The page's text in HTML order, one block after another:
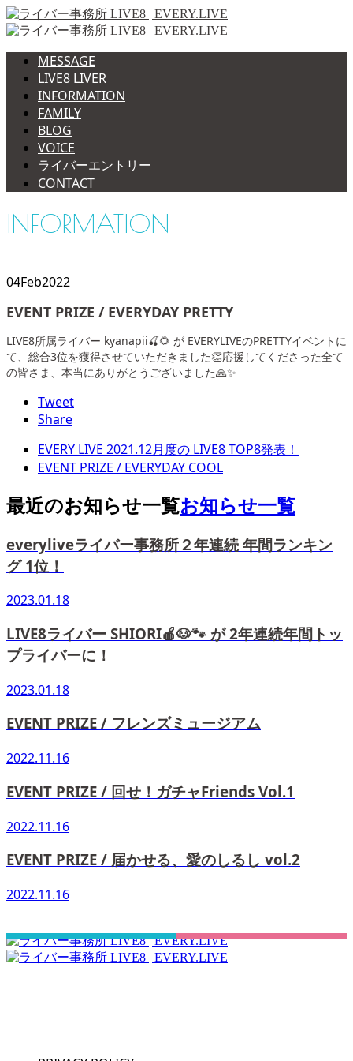
MESSAGE
LIVE8 LIVER
INFORMATION
FAMILY
BLOG
VOICE
ライバーエントリー
CONTACT
INFORMATION
04Feb2022
EVENT PRIZE / EVERYDAY PRETTY
LIVE8所属ライバー kyanapii🍒🌻 が EVERYLIVEのPRETTYイベントに
て、総合3位を獲得させていただきました👏応援してくださった全て
の皆さま、本当にありがとうございました🙏✨
Tweet
Share
EVERY LIVE 2021.12月度の LIVE8 TOP8発表！
EVENT PRIZE / EVERYDAY COOL
最近のお知らせ一覧お知らせ一覧
everyliveライバー事務所２年連続 年間ランキン
グ 1位！
2023.01.18
LIVE8ライバー SHIORI🍎🐶🐾 が 2年連続年間トッ
プライバーに！
2023.01.18
EVENT PRIZE / フレンズミュージアム
2022.11.16
EVENT PRIZE / 回せ！ガチャFriends Vol.1
2022.11.16
EVENT PRIZE / 届かせる、愛のしるし vol.2
2022.11.16